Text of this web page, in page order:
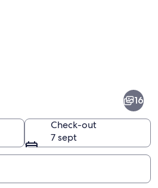
16
Check-out
7 sept